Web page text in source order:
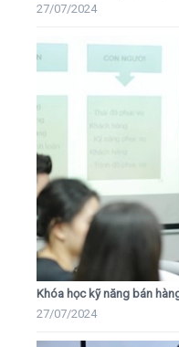
27/07/2024
Khóa học kỹ năng bán
27/07/2024